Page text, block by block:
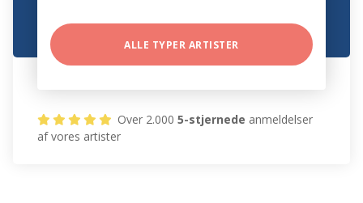
ALLE TYPER ARTISTER
Over 2.0005-stjernede anmeldelser
af vores artister